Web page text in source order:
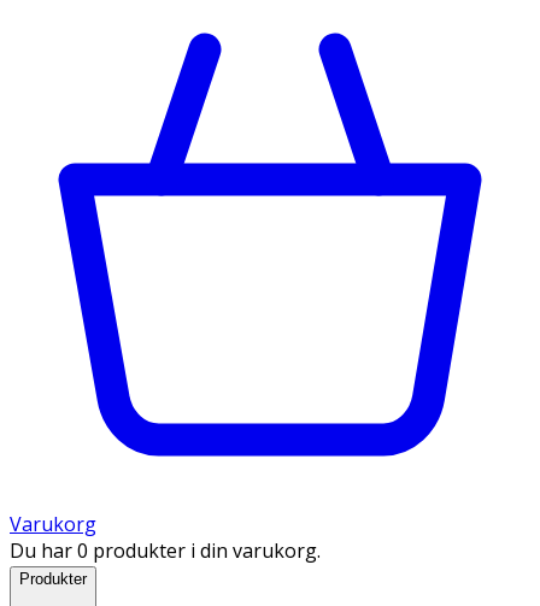
Varukorg
Du har 0 produkter i din varukorg.
Produkter